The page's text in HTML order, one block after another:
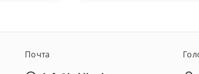
Почта